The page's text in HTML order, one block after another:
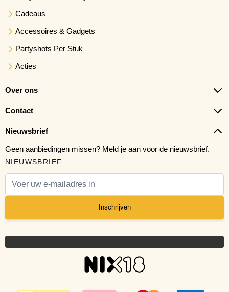
Cadeaus
Accessoires & Gadgets
Partyshots Per Stuk
Acties
Over ons
Contact
Nieuwsbrief
Geen aanbiedingen missen? Meld je aan voor de nieuwsbrief.
NIEUWSBRIEF
Inschrijven